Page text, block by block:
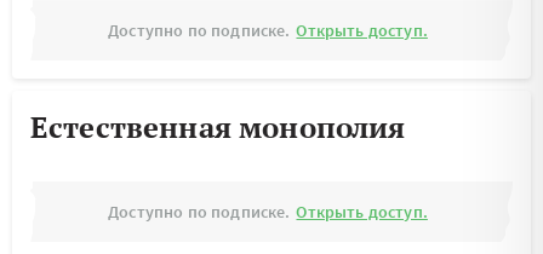
Доступно по подписке. Открыть доступ.
Естественная монополия
Доступно по подписке. Открыть доступ.